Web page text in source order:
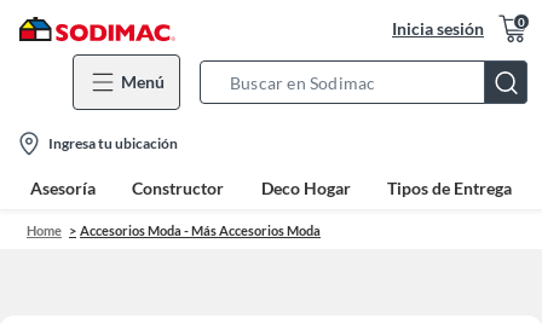
Inicia sesión 0
Menú
Bar
location-
icon
Ingresa tu ubicación
Asesoría Constructor Deco Hogar Tipos de Entrega
Home Accesorios Moda - Más Accesorios Moda